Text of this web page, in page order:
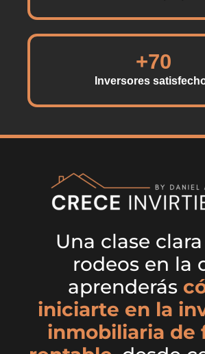
Inversores
+70
Una clase
rodeos en la
aprenderás
iniciarte en la
inmobiliaria de